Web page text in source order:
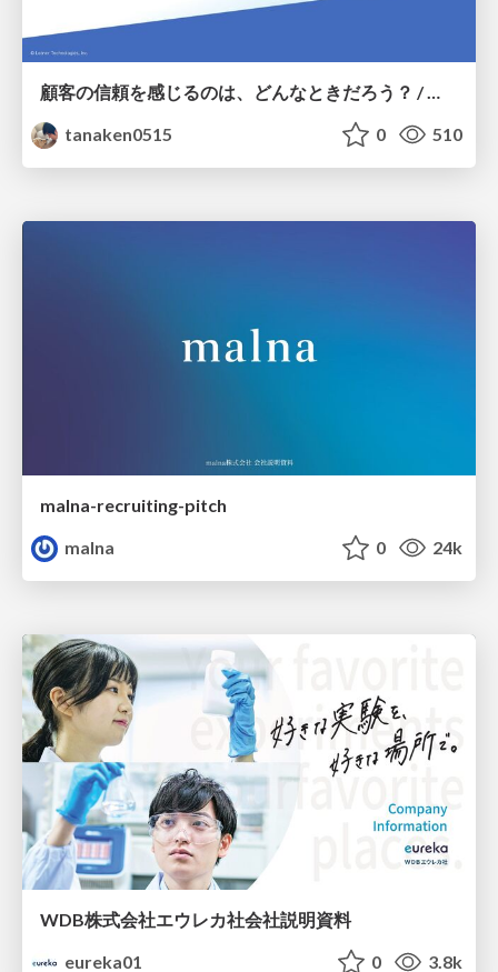
顧客の信頼を感じるのは、どんなときだろう？ / When do you feel a customer's trust?
tanaken0515
0 510
malna-recruiting-pitch
malna
0 24k
WDB株式会社エウレカ社会社説明資料
eureka01
0 3.8k